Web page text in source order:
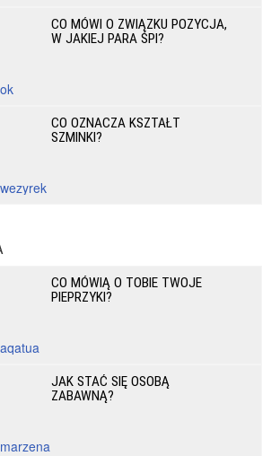
CO MÓWI O ZWIĄZKU POZYCJA,
W JAKIEJ PARA ŚPI?
ok
CO OZNACZA KSZTAŁT
SZMINKI?
wezyrek
CO MÓWIĄ O TOBIE TWOJE
PIEPRZYKI?
aqatua
JAK STAĆ SIĘ OSOBĄ
ZABAWNĄ?
marzena